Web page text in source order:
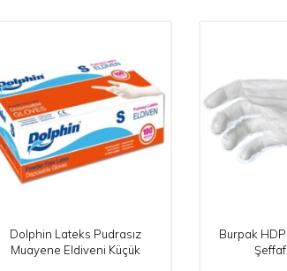
Dolphin Lateks Pudrasız
Muayene Eldiveni Küçük
Burpak
Şeffaf